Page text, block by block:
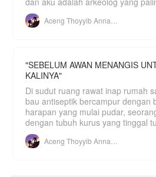
"SEBELUM AWAN MENANGIS
KALINYA"
Di sudut ruang rawat inap rumah
bau antiseptik bercampur dengan
harapan yang mulai pudar,
dengan tubuh kurus yang tinggal